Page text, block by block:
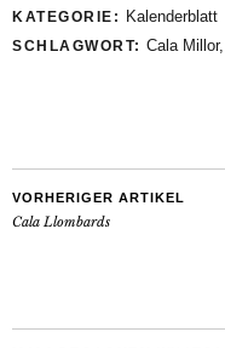
KATEGORIE: Kalenderblatt
SCHLAGWORT: Cala Millor,
VORHERIGER ARTIKEL
Cala Llombards